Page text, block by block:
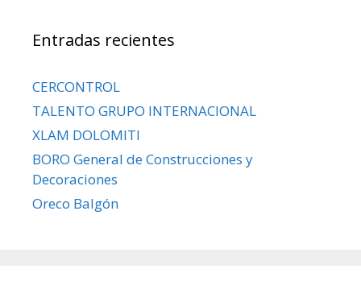
Entradas recientes
CERCONTROL
TALENTO GRUPO INTERNACIONAL
XLAM DOLOMITI
BORO General de Construcciones y
Decoraciones
Oreco Balgón